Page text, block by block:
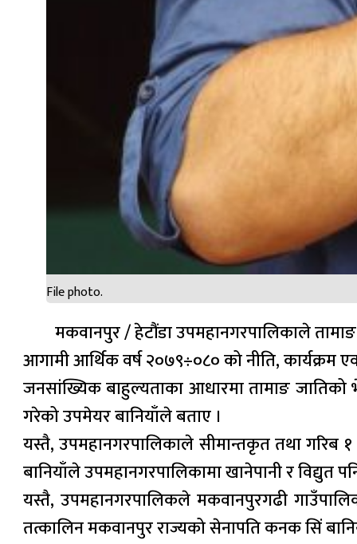
File photo.
मकवानपुर / हेटौंडा उपमहानगरपालिकाले
आगामी आर्थिक वर्ष २०७९÷०८० को नीति, कार्यक्रम
जनसांख्यिक बाहुल्यताका आधारमा तामाङ
गरेको उपमेयर बानियाँले बताए ।
यस्तै, उपमहानगरपालिकाले सीमान्तकृत तथा गरिब
बानियाँले उपमहानगरपालिकामा खानेपानी र विद्युत
यस्तै, उपमहानगरपालिकले मकवानपुरगढी
तत्कालिन मकवानपुर राज्यको सेनापति कनक सिं